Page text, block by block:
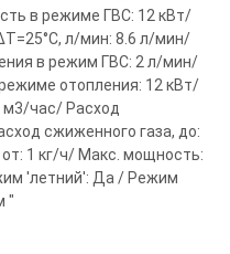
в режиме ГВС: 12 кВт/
л/мин: 8.6 л/мин/
в режим ГВС: 2 л/мин/
отопления: 12 кВт/
м3/час/ Расход
сжиженного газа, до:
1 кг/ч/ Макс. мощность:
'летний': Да / Режим
"